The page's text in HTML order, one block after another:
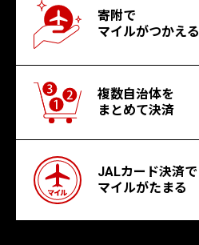
寄附で
マイルがつかえる
複数自治体を
まとめて決済
JALカード決済で
マイルがたまる